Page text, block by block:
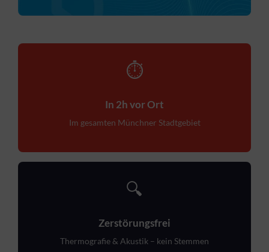
⏱
In 2h vor Ort
Im gesamten Münchner Stadtgebiet
🔍
Zerstörungsfrei
Thermografie & Akustik – kein Stemmen